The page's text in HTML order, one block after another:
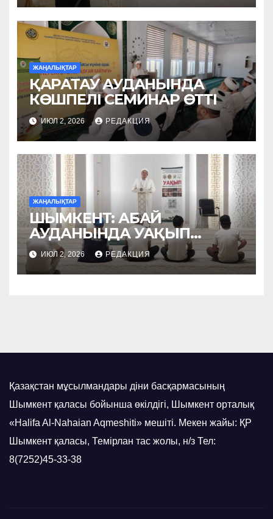
ЖАҢАЛЫҚТАР
ҚАРАТАУ АУДАНЫНДА
КӨШПЕЛІ СЕМИНАР ӨТТІ
ИЮЛ 2, 2026 РЕДАКЦИЯ
ЖАҢАЛЫҚТАР
ШЫМКЕНТ: АБАЙ
АУДАНЫНДА УАҚЫП
НАСИХАТТАЛДЫ
ИЮЛ 2, 2026 РЕДАКЦИЯ
Қазақстан мұсылмандары діни басқармасының
Шымкент қаласы бойынша өкілдігі, Шымкент орталық
«Halifa Al-Nahaian Aqmeshiti» мешіті. Мекен жайы: ҚР
Шымкент қаласы, Темірлан тас жолы, н/з Тел:
8(7252)45-33-38